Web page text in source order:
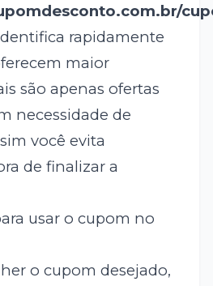
rapidamente
maior
são apenas ofertas
necessidade de
você evita
de finalizar a
usar o cupom no
o cupom desejado,